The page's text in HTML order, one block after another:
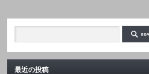
最近の投稿